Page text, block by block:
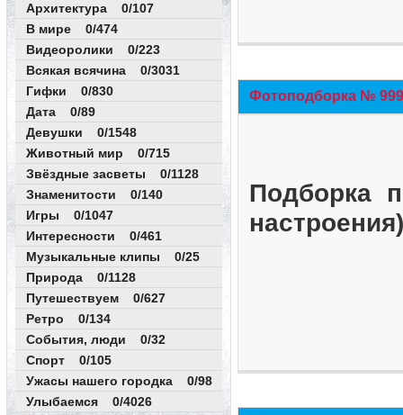
Архитектура 0/107
В мире 0/474
Видеоролики 0/223
Всякая всячина 0/3031
Гифки 0/830
Дата 0/89
Девушки 0/1548
Животный мир 0/715
Звёздные засветы 0/1128
Знаменитости 0/140
Игры 0/1047
Интересности 0/461
Музыкальные клипы 0/25
Природа 0/1128
Путешествуем 0/627
Ретро 0/134
События, люди 0/32
Спорт 0/105
Ужасы нашего городка 0/98
Улыбаемся 0/4026
Фотоподборка №
Подборка